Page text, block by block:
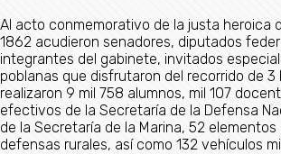
Al acto conmemorativo de la justa heroica
1862 acudieron senadores, diputados
integrantes del gabinete, invitados
poblanas que disfrutaron del recorrido de 3
realizaron 9 mil 758 alumnos, mil 107
efectivos de la Secretaría de la Defensa
de la Secretaría de la Marina, 52
defensas rurales, así como 132 vehículos